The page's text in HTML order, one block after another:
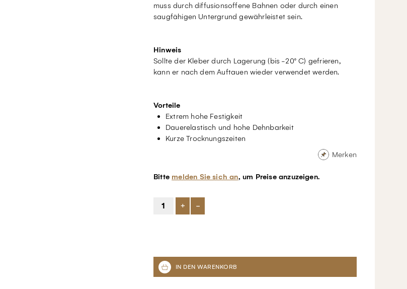
muss durch diffusionsoffene Bahnen oder durch einen
saugfähigen Untergrund gewährleistet sein.
Hinweis
Sollte der Kleber durch Lagerung (bis -20° C) gefrieren,
kann er nach dem Auftauen wieder verwendet werden.
Vorteile
Extrem hohe Festigkeit
Dauerelastisch und hohe Dehnbarkeit
Kurze Trocknungszeiten
Merken
Bitte melden Sie sich an, um Preise anzuzeigen.
+ -